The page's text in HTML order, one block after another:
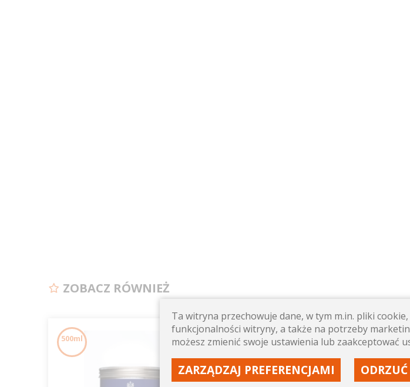
ZOBACZ RÓWNIEŻ
500ml 100g
Ta witryna przechowuje dane, w tym m.in. pliki
funkcjonalności witryny, a także na potrzeby
możesz zmienić swoje ustawienia lub zaakceptować
ZARZĄDZAJ PREFERENCJAMI ODRZUĆ